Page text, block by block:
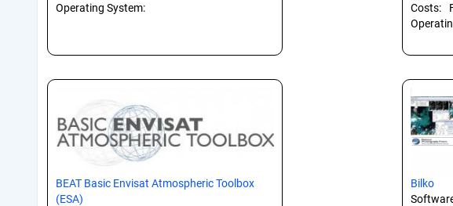
Operating System:
Costs:
BEAT Basic Envisat Atmospheric Toolbox
(ESA)
Bilko